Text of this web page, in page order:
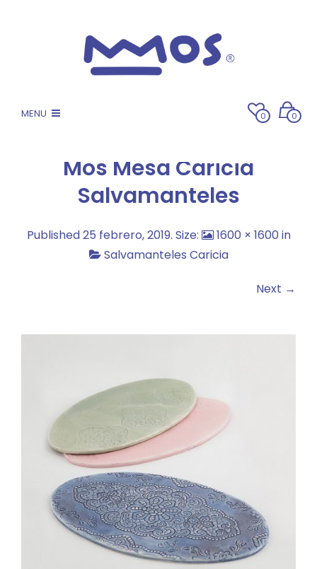
MENU 0 0
Mos Mesa Caricia
Salvamanteles
Published25 febrero, 2019. Size: 1600 × 1600 in
Salvamanteles Caricia
Next →